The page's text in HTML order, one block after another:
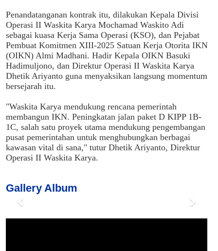
Penandatanganan kontrak itu, dilakukan Kepala Divisi
Operasi II Waskita Karya Mochamad Waskito Adi
sebagai kuasa Kerja Sama Operasi (KSO), dan Pejabat
Pembuat Komitmen XIII-2025 Satuan Kerja Otorita IKN
(OIKN) Almi Madhani. Hadir Kepala OIKN Basuki
Hadimuljono, dan Direktur Operasi II Waskita Karya
Dhetik Ariyanto guna menyaksikan langsung momentum
bersejarah itu.
"Waskita Karya mendukung rencana pemerintah
membangun IKN. Peningkatan jalan paket D KIPP 1B-
1C, salah satu proyek utama mendukung pengembangan
pusat pemerintahan untuk menghubungkan berbagai
kawasan vital di sana," tutur Dhetik Ariyanto, Direktur
Operasi II Waskita Karya.
Gallery Album
P
r
N
e